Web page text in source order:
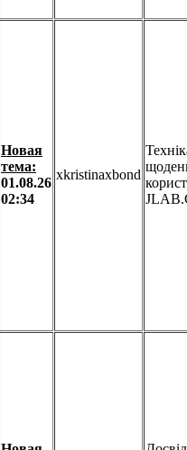
Новая
тема:
01.08.26
02:34
xkristinaxbond